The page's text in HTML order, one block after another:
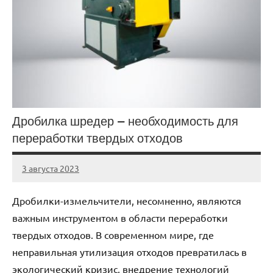
Дробилка шредер — необходимость для
переработки твердых отходов
3 августа 2023
Avtor
Нет
Дробилки-измельчители, несомненно, являются
важным инструментом в области переработки
твердых отходов. В современном мире, где
неправильная утилизация отходов превратилась в
экологический кризис, внедрение технологий